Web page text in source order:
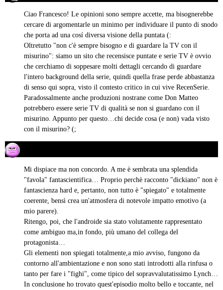
detto:
Ciao Francesco! Le opinioni sono sempre accette, ma bisognerebbe
cercare di argomentarle un minimo per individuare il punto di snodo
che porta ad una cosí diversa visione della puntata (:
Oltretutto "non c'è sempre bisogno e di guardare la TV con il
misurino": siamo un sito che recensisce puntate e serie TV è ovvio
che cerchiamo di soppesare molti dettagli cercando di guardare
l'intero background della serie, quindi quella frase perde abbastanza
di senso qui sopra, visto il contesto critico in cui vive RecenSerie.
Paradossalmente anche produzioni nostrane come Don Matteo
potrebbero essere serie TV di qualità se non si guardano con il
misurino. Appunto per questo…chi decide cosa (e non) vada visto
con il misurino? (;
detto:
Mi dispiace ma non concordo. A me è sembrata una splendida
"favola" fantascientifica… Proprio perchè racconto "dickiano" non è
fantascienza hard e, pertanto, non tutto è "spiegato" e totalmente
coerente, bensì crea un'atmosfera di notevole impatto emotivo (a
mio parere).
Ritengo, poi, che l'androide sia stato volutamente rappresentato
come ambiguo ma,in fondo, più umano del collega del
protagonista…
Gli elementi non spiegati totalmente,a mio avviso, fungono da
contorno all'ambientazione e non sono stati introdotti alla rinfusa o
tanto per fare i "fighi", come tipico del sopravvalutatissimo Lynch…
In conclusione ho trovato quest'episodio molto bello e toccante, nel